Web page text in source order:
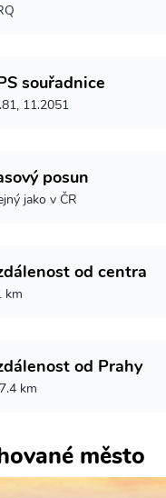
souřadnice
11.2051
posun
jako v ČR
od centra
km
od Prahy
km
město